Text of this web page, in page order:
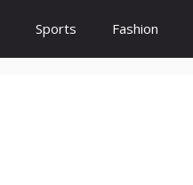
Sports Fashion